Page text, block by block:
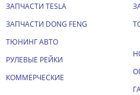
ЗАПЧАСТИ TESLA
ЗАПЧАСТИ DONG FENG
ТЮНИНГ АВТО
РУЛЕВЫЕ РЕЙКИ
КОММЕРЧЕСКИЕ